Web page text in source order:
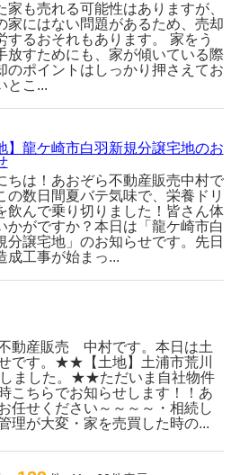
家も売れる可能性はありますが、
家にはない問題があるため、売却
するおそれもあります。 家をう
放すためにも、家が傾いている際
のポイントはしっかり押さえてお
とこ...
】龍ケ崎市白羽新規分譲宅地のお
ちは！あおぞら不動産販売中村で
の数日間夏バテ気味で、栄養ドリ
飲んで乗り切りました！皆さん体
かがですか？本日は「龍ケ崎市白
分譲宅地」のお知らせです。先日
成工事が始まっ...
動産販売 中村です。本日は土
です。★★【土地】土浦市荒川
ました。★★ただいま自社物件
こちらでお知らせします！！あ
任せください～～～～・相続し
理が大変・家を売買した時の...